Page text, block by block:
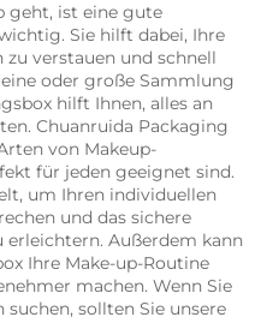
geht, ist eine gute
Sie hilft dabei, Ihre
verstauen und schnell
oder große Sammlung
hilft Ihnen, alles an
Chuanruida Packaging
von Makeup-
für jeden geeignet sind.
um Ihren individuellen
und das sichere
erleichtern. Außerdem kann
Ihre Make-up-Routine
machen. Wenn Sie
sollten Sie unsere